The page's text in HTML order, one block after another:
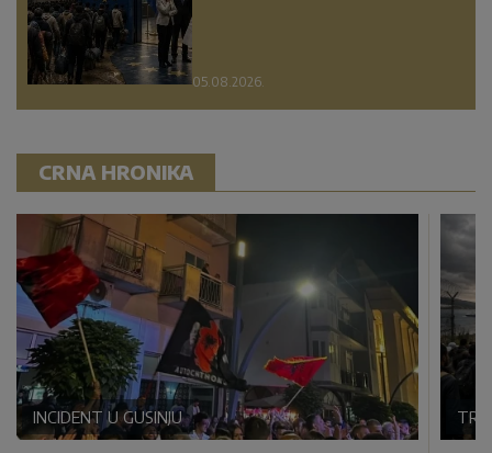
05.08.2026.
CRNA HRONIKA
INCIDENT U GUSINJU